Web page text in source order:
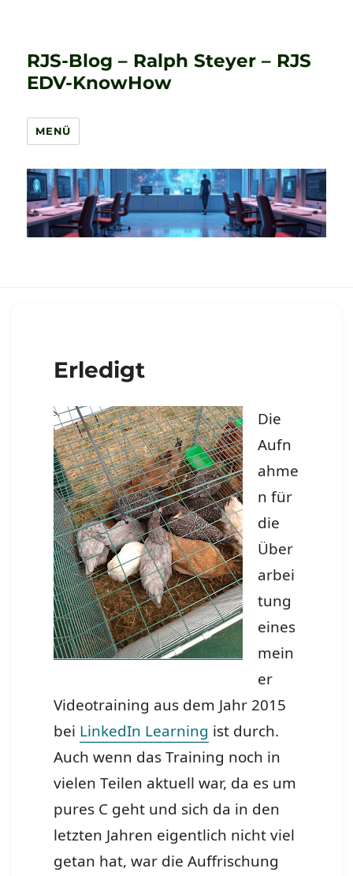
RJS-Blog – Ralph Steyer – RJS
EDV-KnowHow
MENÜ
Erledigt
Die
Aufn
ahme
n für
die
Über
arbei
tung
eines
mein
er
Videotraining aus dem Jahr 2015
bei LinkedIn Learning ist durch.
Auch wenn das Training noch in
vielen Teilen aktuell war, da es um
pures C geht und sich da in den
letzten Jahren eigentlich nicht viel
getan hat, war die Auffrischung